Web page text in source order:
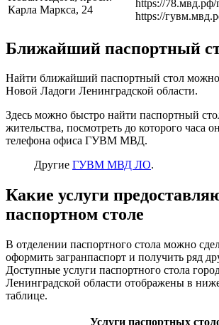
Карла Маркса, 24
https://78.мвд.рф/
https://
Ближайший паспортный
Найти ближайший паспортный стол можно
Новой Ладоги Ленинградской области.
Здесь можно быстро найти паспортный
жительства, посмотреть до которого часа
телефона офиса ГУВМ МВД.
Другие ГУВМ МВД ЛО.
Какие услуги
паспортном столе
В отделении паспортного стола можно
оформить загранпаспорт и получить ряд
Доступные услуги паспортного стола
Ленинградской области отображены в
таблице.
Услуги паспортных